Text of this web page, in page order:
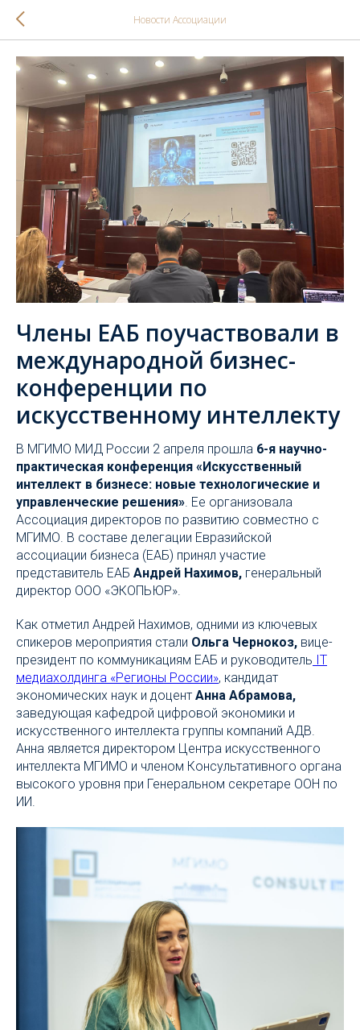
Новости Ассоциации
Члены ЕАБ поучаствовали в
международной бизнес-
конференции по
искусственному интеллекту
В МГИМО МИД России 2 апреля прошла 6-я научно-
практическая конференция «Искусственный
интеллект в бизнесе: новые технологические и
управленческие решения». Ее организовала
Ассоциация директоров по развитию совместно с
МГИМО. В составе делегации Евразийской
ассоциации бизнеса (ЕАБ) принял участие
представитель ЕАБ Андрей Нахимов, генеральный
директор ООО «ЭКОПЬЮР».
Как отметил Андрей Нахимов, одними из ключевых
спикеров мероприятия стали Ольга Чернокоз, вице-
президент по коммуникациям ЕАБ и руководитель IT
медиахолдинга «Регионы России», кандидат
экономических наук и доцент Анна Абрамова,
заведующая кафедрой цифровой экономики и
искусственного интеллекта группы компаний АДВ.
Анна является директором Центра искусственного
интеллекта МГИМО и членом Консультативного органа
высокого уровня при Генеральном секретаре ООН по
ИИ.